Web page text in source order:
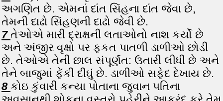
અગણિત છે. એમનાં દાંત સિંહના દાંત જેવા છે,
તેમની દાઢો સિંહણની દાઢો જેવી છે.
7 તેઓએ મારી દ્રાક્ષની લતાઓનો નાશ કર્યો છે
અને અંજીર વૃક્ષો પર ફકત પાતળી ડાળીઓ છોડી
છે. તેઓએ તેની છાલ સંપૂર્ણત: ઉતારી લીધી છે અને
તેને બાજુમાં ફેંકી દીઘું છે. ડાળીઓ સફેદ દેખાય છે.
8 કોઇ કુંવારી કન્યા પોતાના જુવાન પતિના